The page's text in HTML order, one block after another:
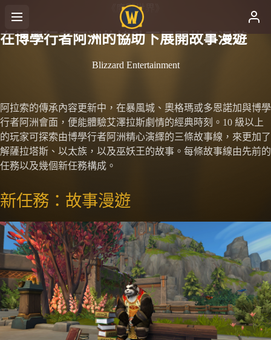
《魔獸世界》
在博學行者阿洲的協助下展開故事漫遊
Blizzard Entertainment
阿拉索的傳承內容更新中，在暴風城、奧格瑪或多恩諾加與博學
行者阿洲會面，便能體驗艾澤拉斯劇情的經典時刻。10 級以上
的玩家可探索由博學行者阿洲精心演繹的三條故事線，來更加了
解薩拉塔斯、以太族，以及巫妖王的故事。每條故事線由先前的
任務以及幾個新任務構成。
新任務：故事漫遊